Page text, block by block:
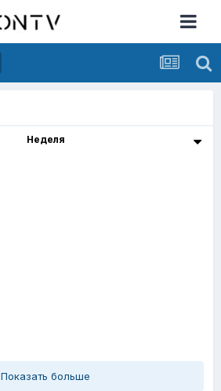
Неделя
Показать больше